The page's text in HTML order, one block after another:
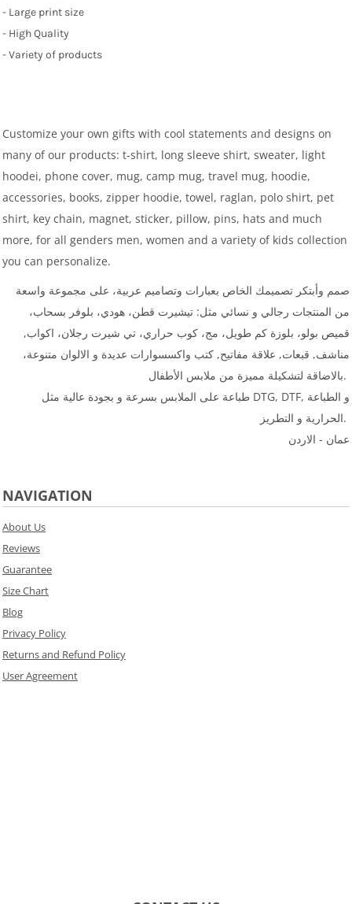
- Large print size
- High Quality
- Variety of products
Customize your own gifts with cool statements and designs on
many of our products: t-shirt, long sleeve shirt, sweater, light
hoodei, phone cover, mug, camp mug, travel mug, hoodie,
accessories, books, zipper hoodie, towel, raglan, polo shirt, pet
shirt, key chain, magnet, sticker, pillow, pins, hats and much
more, for all genders men, women and a variety of kids collection
you can personalize.
صمم وأبتكر تصميمك الخاص بعبارات وتصاميم عربية، على مجموعة واسعة
من المنتجات رجالي و نسائي مثل: تيشيرت قطن، هودي، بلوفر بسحاب،
قميص بولو، بلوزة كم طويل، مج، كوب حراري، تي شيرت رجلان، اكواب,
مناشف, قبعات, علاقة مفاتيح, كتب واكسسوارات عديدة و الالوان متنوعة،
بالاضاقة لتشكيلة مميزة من ملابس الأطفال.
طباعة على الملابس بسرعة و بجودة عالية مثل DTG, DTF, و الطباعة
الحرارية و التطريز.
عمان - الاردن
NAVIGATION
About Us
Reviews
Guarantee
Size Chart
Blog
Privacy Policy
Returns and Refund Policy
User Agreement